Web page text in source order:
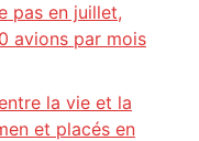
pas en juillet,
avions par mois
la vie et la
et placés en